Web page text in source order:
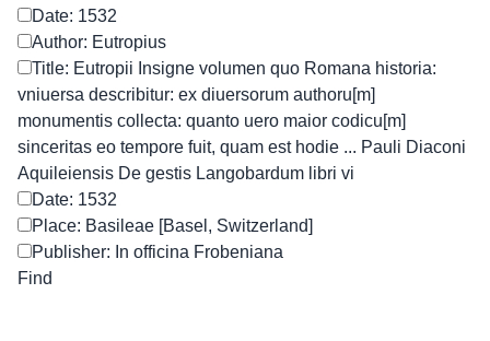
Date: 1532
Author: Eutropius
Title: Eutropii Insigne volumen quo Romana historia:
vniuersa describitur: ex diuersorum authoru[m]
monumentis collecta: quanto uero maior codicu[m]
sinceritas eo tempore fuit, quam est hodie ... Pauli Diaconi
Aquileiensis De gestis Langobardum libri vi
Date: 1532
Place: Basileae [Basel, Switzerland]
Publisher: In officina Frobeniana